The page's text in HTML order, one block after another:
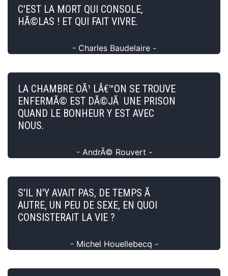
C'EST LA MORT QUI CONSOLE,
HÃ©LAS ! ET QUI FAIT VIVRE.
- Charles Baudelaire -
LA CHAMBRE OÃ¹ LÂ€™ON SE TROUVE
ENFERMÃ© EST DÃ©JÃ UNE PRISON
QUAND LE BONHEUR Y EST AVEC
NOUS.
- AndrÃ© Rouvert -
S'IL N'Y AVAIT PAS, DE TEMPS Ã
AUTRE, UN PEU DE SEXE, EN QUOI
CONSISTERAIT LA VIE ?
- Michel Houellebecq -